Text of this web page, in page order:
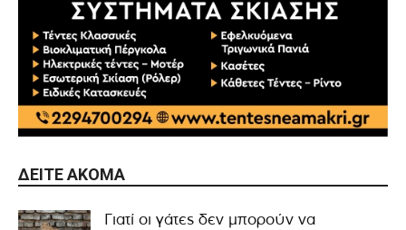
ΔΕΊΤΕ ΑΚΌΜΑ
Γιατί οι γάτες δεν μπορούν να